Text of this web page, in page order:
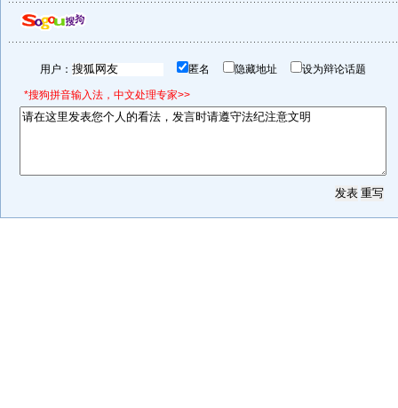
用户： 匿名 隐藏地址 设为辩论话题
*搜狗拼音输入法，中文处理专家>>